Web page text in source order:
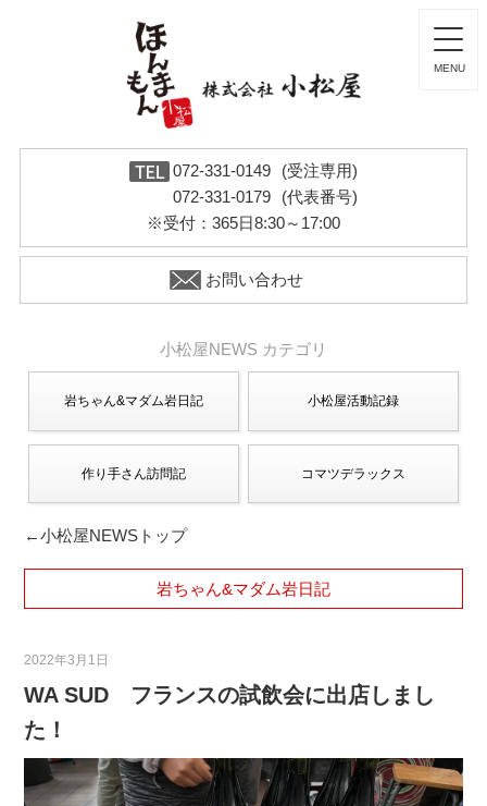
072-331-0149
(受注専用)
072-331-0179
(代表番号)
※受付：365日8:30～17:00
お問い合わせ
小松屋NEWS カテゴリ
岩ちゃん&マダム岩日記 小松屋活動記録
作り手さん訪問記 コマツデラックス
←小松屋NEWSトップ
岩ちゃん&マダム岩日記
2022年3月1日
WA SUD フランスの試飲会に出店しまし
た！